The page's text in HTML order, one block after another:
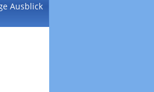
Ausblick